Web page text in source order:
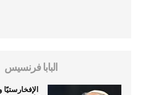
البابا فرنسيس